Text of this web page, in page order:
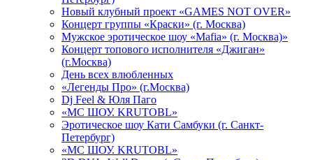
Новый клубный проект «GAMES NOT OVER»
Концерт группы «Краски» (г. Москва)
Мужское эротическое шоу «Mafia» (г. Москва)»
Концерт топового исполнителя «Джиган»
(г.Москва)
День всех влюбленных
«Легенды Про» (г.Москва)
Dj Feel & Юля Паго
«МС ШОУ. KRUTOBL»
Эротическое шоу Кати Самбуки (г. Санкт-
Петербург)
«МС ШОУ. KRUTOBL»